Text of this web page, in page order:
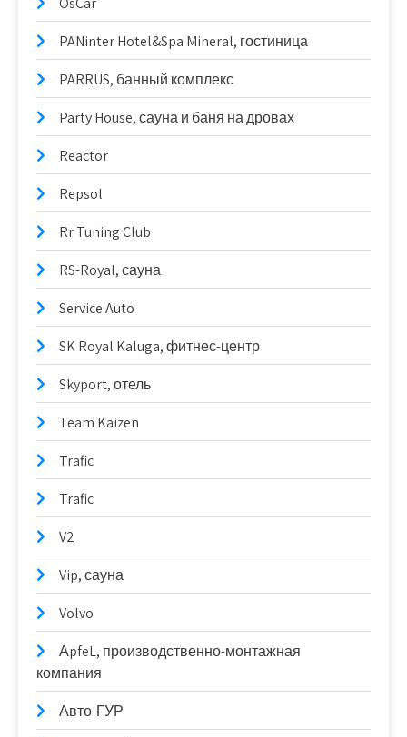
PANinter Hotel&Spa Mineral, гостиница
PARRUS, банный комплекс
Party House, сауна и баня на дровах
Reactor
Repsol
Rr Tuning Club
RS-Royal, сауна
Service Auto
SK Royal Kaluga, фитнес-центр
Skyport, отель
Team Kaizen
Trafic
Trafic
V2
Vip, сауна
Volvo
АpfeL, производственно-монтажная
компания
Авто-ГУР